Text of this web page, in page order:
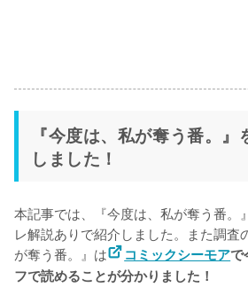
『今度は、私が奪う番。
しました！
本記事では、『今度は、私が奪う番。
レ解説ありで紹介しました。また調査
が奪う番。』は
コミックシーモアで
フで読めることが分かりました！